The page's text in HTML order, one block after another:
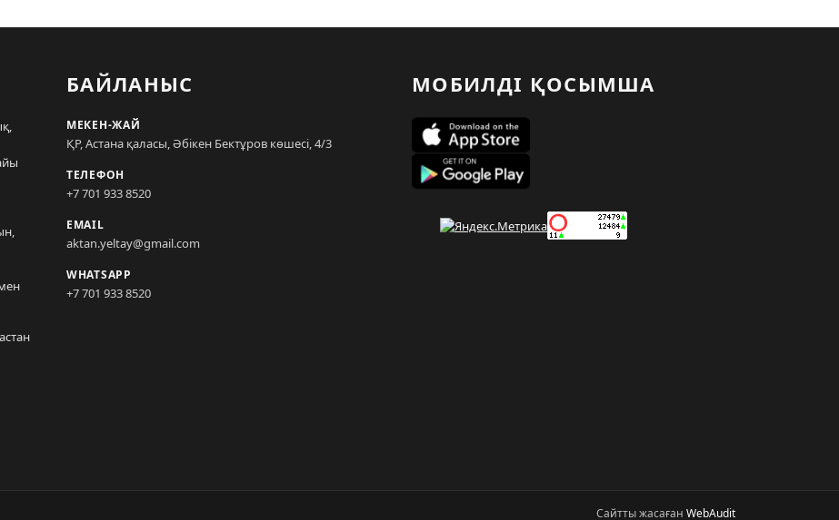
БАЙЛАНЫС
МЕКЕН-ЖАЙ
ҚР, Астана қаласы, Әбікен Бектұров көшесі, 4/3
ТЕЛЕФОН
+7 701 933 8520
EMAIL
aktan.yeltay@gmail.com
WHATSAPP
+7 701 933 8520
МОБИЛДІ ҚОСЫМША
Сайтты жасаған WebAudit